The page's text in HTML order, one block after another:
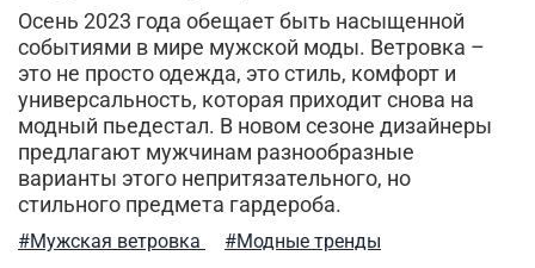
Осень 2023 года обещает быть насыщенной
событиями в мире мужской моды. Ветровка –
это не просто одежда, это стиль, комфорт и
универсальность, которая приходит снова на
модный пьедестал. В новом сезоне дизайнеры
предлагают мужчинам разнообразные
варианты этого непритязательного, но
стильного предмета гардероба.
#Мужская ветровка #Модные тренды